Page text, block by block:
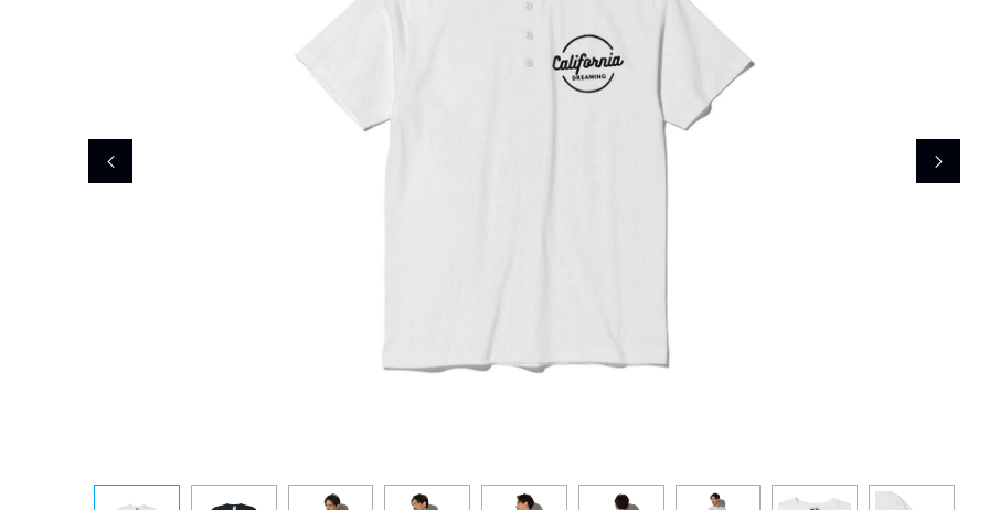
ウィークリーコーデ
レコメンドアイテム
ピックアップアイテム
フォーカスブランド
セールおすすめアイテム